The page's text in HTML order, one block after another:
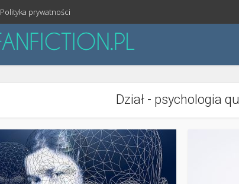
Polityka prywatności
Dział - psychologia